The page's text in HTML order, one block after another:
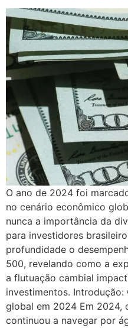
O ano de 2024 foi
no cenário econômico
nunca a importância da
para investidores
profundidade o
500, revelando como a
a flutuação cambial
investimentos.
global em 2024 Em 2024,
continuou a navegar por